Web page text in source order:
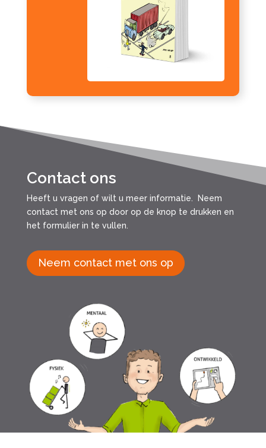
Contact ons
Heeft u vragen of wilt u meer informatie. Neem
contact met ons op door op de knop te drukken en
het formulier in te vullen.
Neem contact met ons op